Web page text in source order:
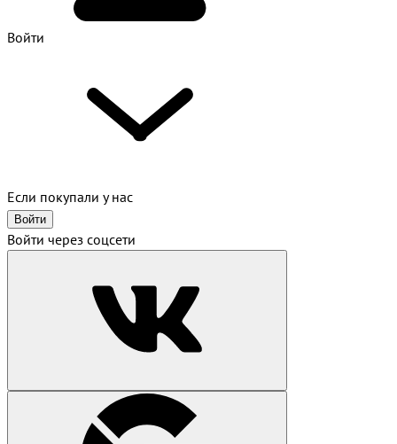
Войти
Если покупали у нас
Войти
Войти через соцсети